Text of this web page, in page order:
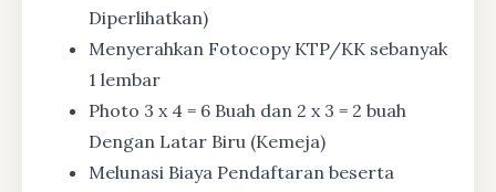
Diperlihatkan)
Menyerahkan Fotocopy KTP/KK sebanyak
1 lembar
Photo 3 x 4 = 6 Buah dan 2 x 3 = 2 buah
Dengan Latar Biru (Kemeja)
Melunasi Biaya Pendaftaran beserta